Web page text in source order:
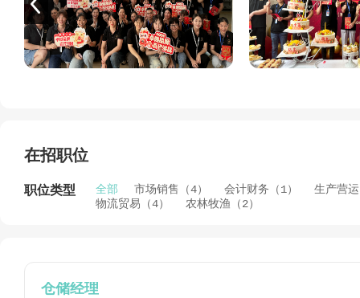
互助的方式救助生活有困难的员工及家属，让您在工作之
加入洪昌（爵成）水产，您将不再是一个旁观者，而是与
未来！
在招职位
职位类型 全部 市场销售（4） 会计财务（1）
生产营
物流贸易（4）
农林牧渔（2）
仓储经理